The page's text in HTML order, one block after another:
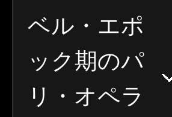
ベル・エポ
ック期のパ
リ・オペラ